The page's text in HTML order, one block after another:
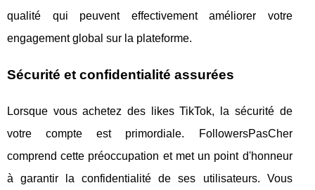
qualité qui peuvent effectivement améliorer votre
engagement global sur la plateforme.
Sécurité et confidentialité assurées
Lorsque vous achetez des likes TikTok, la sécurité de
votre compte est primordiale. FollowersPasCher
comprend cette préoccupation et met un point d'honneur
à garantir la confidentialité de ses utilisateurs. Vous